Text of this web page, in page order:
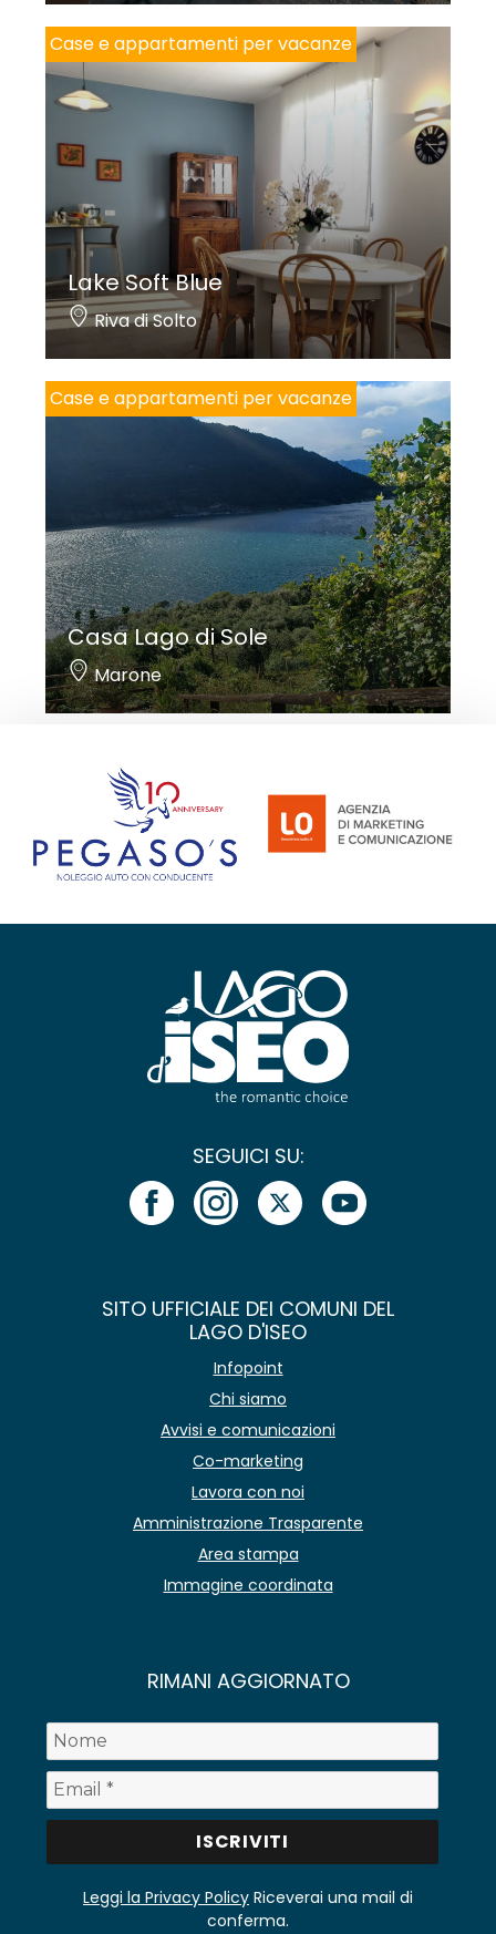
Case e appartamenti per vacanze
Lake Soft Blue
Riva di Solto
Case e appartamenti per vacanze
Casa Lago di Sole
Marone
SEGUICI SU:
SITO UFFICIALE DEI COMUNI DEL
LAGO D'ISEO
Infopoint
Chi siamo
Avvisi e comunicazioni
Co-marketing
Lavora con noi
Amministrazione Trasparente
Area stampa
Immagine coordinata
RIMANI AGGIORNATO
Leggi la Privacy Policy Riceverai una mail di
conferma.